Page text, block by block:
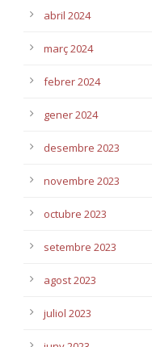
abril 2024
març 2024
febrer 2024
gener 2024
desembre 2023
novembre 2023
octubre 2023
setembre 2023
agost 2023
juliol 2023